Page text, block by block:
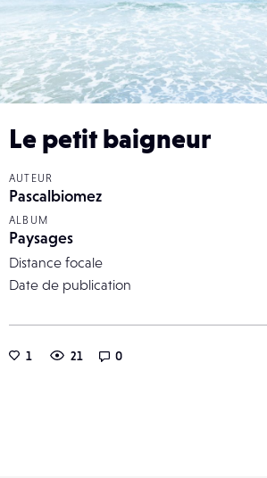
Le petit baigneur
AUTEUR
Pascalbiomez
ALBUM
Paysages
Distance focale
Date de publication
1 21 0